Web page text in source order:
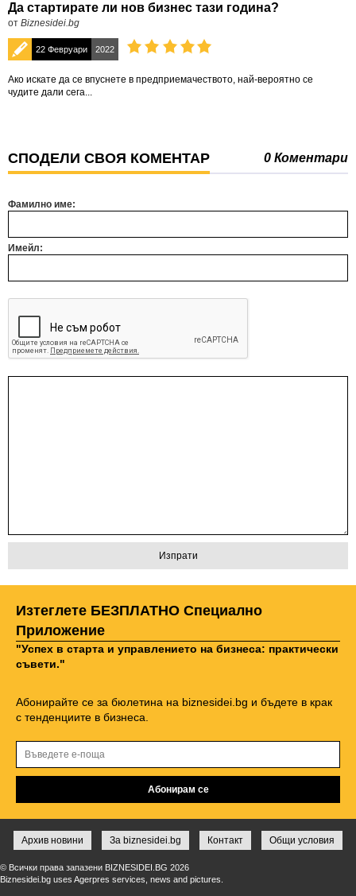
Да стартирате ли нов бизнес тази година?
от Biznesidei.bg
22 Февруари 2022
Ако искате да се впуснете в предприемачеството, най-вероятно се
чудите дали сега...
СПОДЕЛИ СВОЯ КОМЕНТАР 0 Коментари
Фамилно име:
Имейл:
Изтеглете БЕЗПЛАТНО Специално
Приложение
"Успех в старта и управлението на бизнеса: практически
съвети."
Абонирайте се за бюлетина на biznesidei.bg и бъдете в крак
с тенденциите в бизнеса.
Архив новини За biznesidei.bg Контакт Общи условия
© Всички права запазени BIZNESIDEI.BG 2026
Biznesidei.bg uses Agerpres services, news and pictures.